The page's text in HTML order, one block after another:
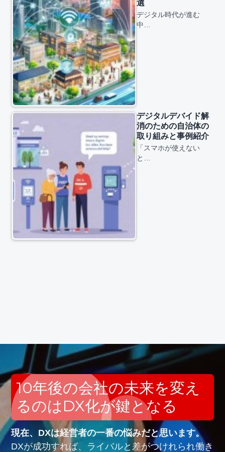
選
デジタル時代が進む
中…
デジタルデバイド解
消のための自治体の
取り組みと事例紹介
「スマホが使えない
と…
10年後の会社の未来を変え
るのはDX化が鍵となる
現在、DXは経営者の一番の悩みだと思います。
DXが成功すれば、ライバルと差がつけれられ働き